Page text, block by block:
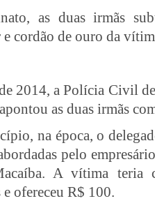
as duas irmãs
e cordão de ouro da
2014, a Polícia Civil
as duas irmãs
na época, o
pelo
A vítima teria
e ofereceu R$ 100.